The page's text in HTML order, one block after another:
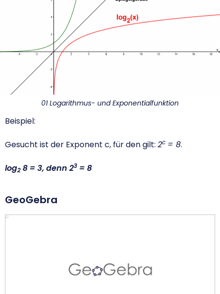
01 Logarithmus- und Exponentialfunktion
Beispiel:
Gesucht ist der Exponent c, für den gilt: 2c = 8.
log2 8 = 3, denn 23 = 8
GeoGebra